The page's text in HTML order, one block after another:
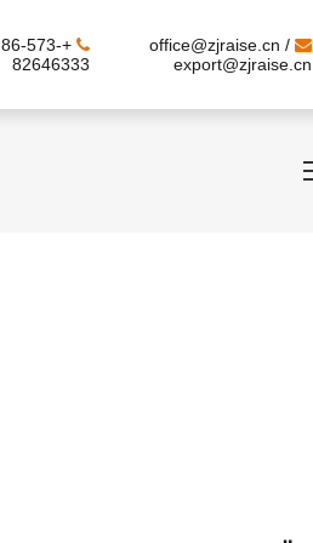
office@zjraise.cn /
export@zjraise.cn
+86-573-
82646333